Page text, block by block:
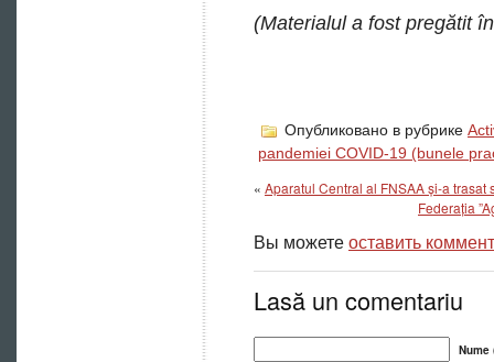
(Materialul a fost pregătit
Опубликовано в рубрике
pandemiei COVID-19 (bunele
« Aparatul Central al FNSAA și-a
Federația
Вы можетеоставить
Lasă un comentariu
Nume